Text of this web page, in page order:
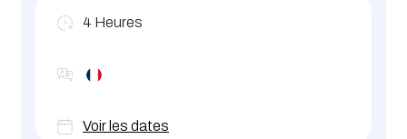
4 Heures
Voir les dates